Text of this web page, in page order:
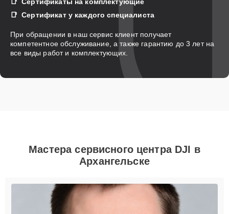
Сертификат у каждого специалиста
При обращении в наш сервис клиент получает
компетентное обслуживание, а также гарантию до 3 лет на
все виды работ и комплектующих.
Мастера сервисного центра DJI в
Архангельске